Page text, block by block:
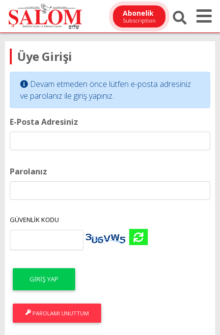
Abonelik
Subscription
Üye Girişi
Devam etmeden önce lütfen e-posta adresiniz
ve parolanız ile giriş yapınız.
E-Posta Adresiniz
Parolanız
GÜVENLİK KODU
PAROLAMI UNUTTUM